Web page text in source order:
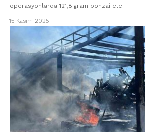
operasyonlarda 121,8 gram bonzai ele…
15 Kasım 2025